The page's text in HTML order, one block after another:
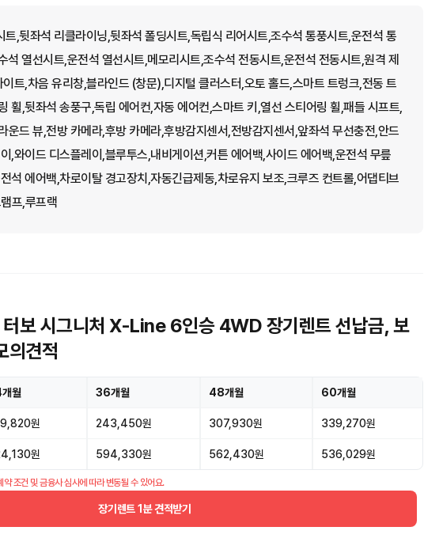
트,뒷좌석 리클라이닝,뒷좌석 폴딩시트,독립식 리어시트,조수석 통풍시트,운전석 통
석 열선시트,운전석 열선시트,메모리시트,조수석 전동시트,운전석 전동시트,원격 제
트,차음 유리창,블라인드 (창문),디지털 클러스터,오토 홀드,스마트 트렁크,전동 트
휠,뒷좌석 송풍구,독립 에어컨,자동 에어컨,스마트 키,열선 스티어링 휠,패들 시프트,
운드 뷰,전방 카메라,후방 카메라,후방감지센서,전방감지센서,앞좌석 무선충전,안드
,와이드 디스플레이,블루투스,내비게이션,커튼 에어백,사이드 에어백,운전석 무릎
석 에어백,차로이탈 경고장치,자동긴급제동,차로유지 보조,크루즈 컨트롤,어댑티브
프,루프랙
보 시그니처 X-Line 6인승 4WD 장기렌트 선납금, 보
의견적
월 36개월 48개월 60개월
원 243,450원 307,930원 339,270원
원 594,330원 562,430원 536,029원
조건 및 금융사 심사에 따라 변동될 수 있어요.
장기렌트 1분 견적받기